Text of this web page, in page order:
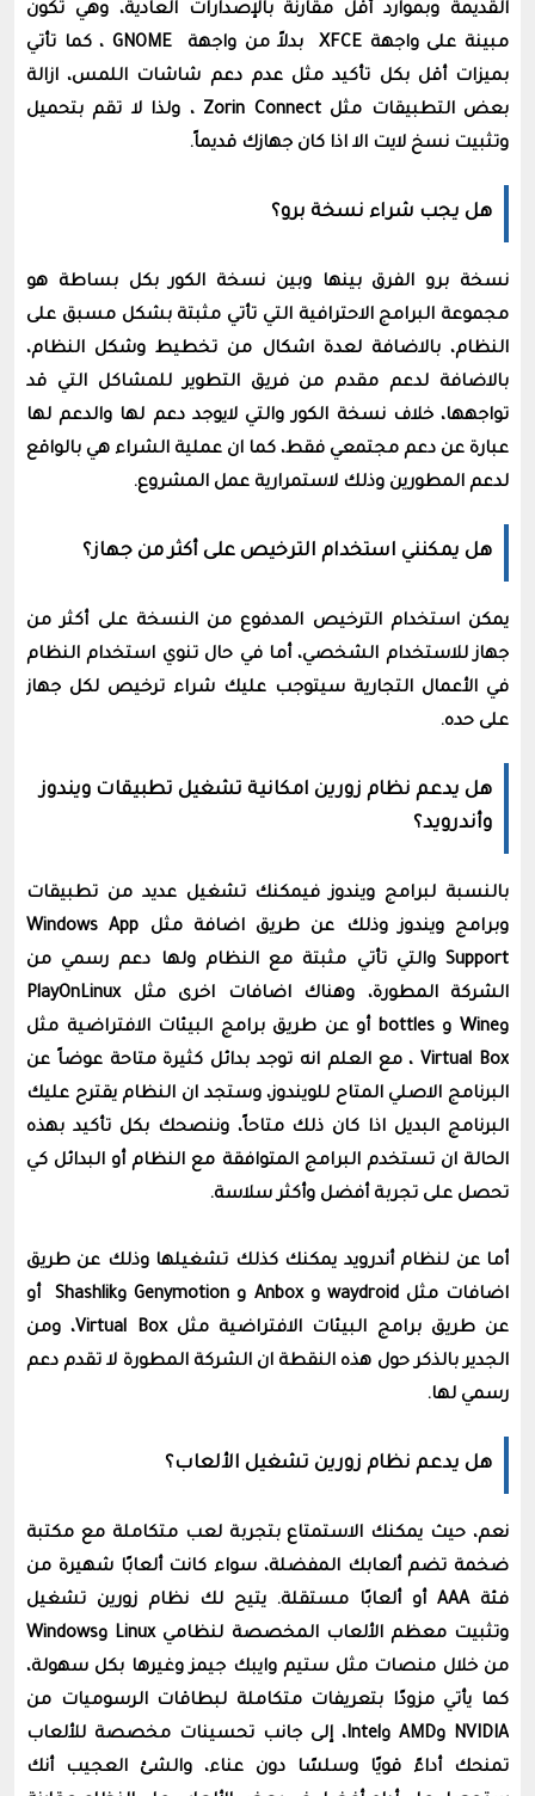
القديمة وبموارد أقل مقارنةً بالإصدارات العادية، وهي تكون
مبينة على واجهة
GNOME ، كما تأتي
بميزات أقل بكل تأكيد مثل عدم دعم شاشات اللمس، ازالة
بعض التطبيقات مثل Zorin Connect ، ولذا لا تقم بتحميل
وتثبيت نسخ لايت الا اذا كان جهازك قديماً.
هل يجب شراء نسخة برو؟
نسخة برو الفرق بينها وبين نسخة الكور بكل بساطة هو
مجموعة البرامج الاحترافية التي تأتي مثبتة بشكل مسبق على
النظام، بالاضافة لعدة اشكال من تخطيط وشكل النظام،
بالاضافة لدعم مقدم من فريق التطوير للمشاكل التي قد
تواجهها، خلاف نسخة الكور والتي لايوجد دعم لها والدعم لها
عبارة عن دعم مجتمعي فقط، كما ان عملية الشراء هي بالواقع
لدعم المطورين وذلك لاستمرارية عمل المشروع.
هل يمكنني استخدام الترخيص على أكثر من جهاز؟
يمكن استخدام الترخيص المدفوع من النسخة على أكثر من
جهاز للاستخدام الشخصي، أما في حال تنوي استخدام النظام
في الأعمال التجارية سيتوجب عليك شراء ترخيص لكل جهاز
على حده.
هل يدعم نظام زورين امكانية تشغيل تطبيقات ويندوز
وأندرويد؟
بالنسبة لبرامج ويندوز فيمكنك تشغيل عديد من تطبيقات
وبرامج ويندوز وذلك عن طريق اضافة مثل Windows App
Support والتي تأتي مثبتة مع النظام ولها دعم رسمي من
الشركة المطورة، وهناك اضافات اخرى مثل PlayOnLinux
وWine و
bottles أو عن طريق برامج البيئات اﻻفتراضية مثل
Virtual Box ، مع العلم انه توجد بدائل كثيرة متاحة عوضاً عن
البرنامج الاصلي المتاح للويندوز، وستجد ان النظام يقترح عليك
البرنامج البديل اذا كان ذلك متاحاً، وننصحك بكل تأكيد بهذه
الحالة ان تستخدم البرامج المتوافقة مع النظام أو البدائل كي
تحصل على تجربة أفضل وأكثر سلاسة.
أما عن لنظام أندرويد يمكنك كذلك تشغيلها وذلك عن طريق
اضافات مثل waydroid و Anbox و Genymotion وShashlik أو
عن طريق برامج البيئات اﻻفتراضية مثل
Virtual Box، ومن
الجدير بالذكر حول هذه النقطة ان الشركة المطورة لا تقدم دعم
رسمي لها.
هل يدعم نظام زورين تشغيل الألعاب؟
نعم، حيث يمكنك الاستمتاع بتجربة لعب متكاملة مع مكتبة
ضخمة تضم ألعابك المفضلة، سواء كانت ألعابًا شهيرة من
فئة AAA أو ألعابًا مستقلة. يتيح لك نظام زورين تشغيل
وتثبيت معظم الألعاب المخصصة لنظامي Linux وWindows
من خلال منصات مثل ستيم وايبك جيمز وغيرها بكل سهولة،
كما يأتي مزودًا بتعريفات متكاملة لبطاقات الرسوميات من
NVIDIA وAMD وIntel، إلى جانب تحسينات مخصصة للألعاب
تمنحك أداءً قويًا وسلسًا دون عناء، والشئ العجيب أنك